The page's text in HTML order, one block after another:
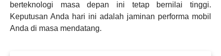
berteknologi masa depan ini tetap bernilai tinggi.
Keputusan Anda hari ini adalah jaminan performa mobil
Anda di masa mendatang.